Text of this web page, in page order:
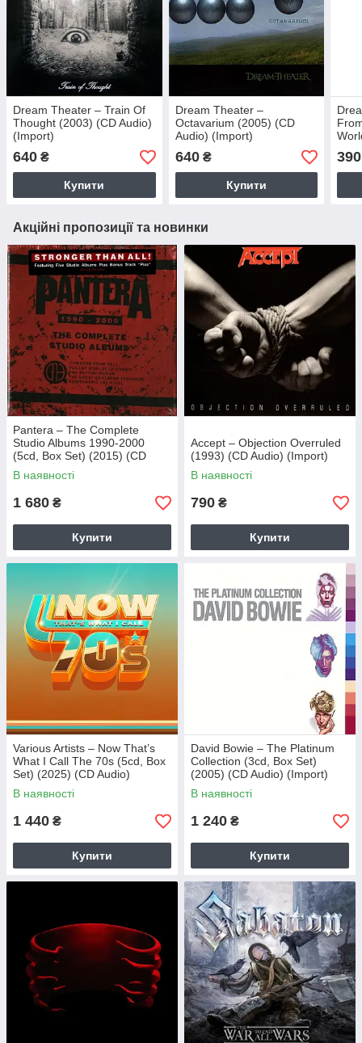
Dream Theater – Train Of
Thought (2003) (CD Audio)
(Import)
640 ₴
Купити
Dream Theater –
Octavarium (2005) (CD
Audio) (Import)
640₴
Купити
390
Акційні пропозиції та новинки
Pantera – The Complete
Studio Albums 1990-2000
(5cd, Box Set) (2015) (CD
Audio) (Import)
В наявності
1 680 ₴
Купити
Accept – Objection Overruled
(1993) (CD Audio) (Import)
В наявності
790 ₴
Купити
Various Artists – Now That’s
What I Call The 70s (5cd, Box
Set) (2025) (CD Audio)
(Import)
В наявності
1 440 ₴
Купити
David Bowie – The Platinum
Collection (3cd, Box Set)
(2005) (CD Audio) (Import)
В наявності
1 240 ₴
Купити